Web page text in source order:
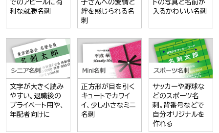
でのアピールに有
利な就勝名刺
子さんへの愛情と
絆を感じられる名
刺
トの写真と名前が
入るかわいい名刺
文字が大きく読み
やすい。退職後の
プライベート用や、
年配者向けに
正方形が目を引く
キュートでカワイ
イ、少し小さなミニ
名刺
サッカーや野球な
どのスポーツ名
刺。背番号などで
自分オリジナルを
作れる